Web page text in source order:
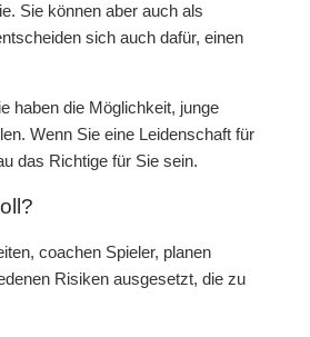
Sie können aber auch als
sich auch dafür, einen
haben die Möglichkeit, junge
Wenn Sie eine Leidenschaft für
das Richtige für Sie sein.
coachen Spieler, planen
Risiken ausgesetzt, die zu